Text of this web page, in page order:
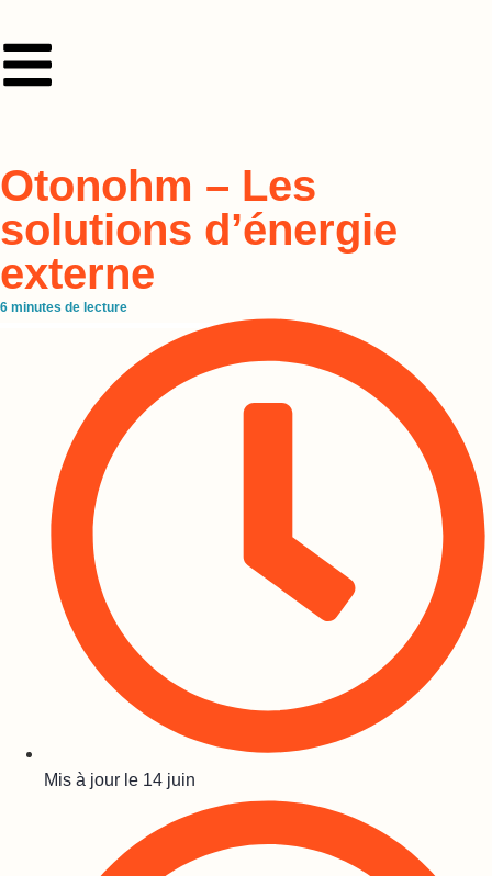
Otonohm – Les
solutions d’énergie
externe
6 minutes de lecture
Mis à jour le 14 juin